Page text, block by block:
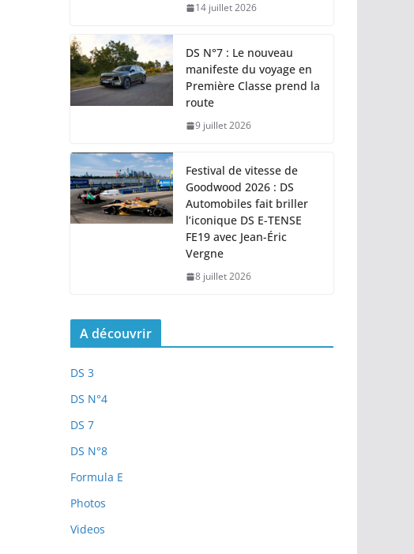
14 juillet 2026
DS N°7 : Le nouveau
manifeste du voyage en
Première Classe prend la
route
9 juillet 2026
Festival de vitesse de
Goodwood 2026 : DS
Automobiles fait briller
l’iconique DS E-TENSE
FE19 avec Jean-Éric
Vergne
8 juillet 2026
A découvrir
DS 3
DS N°4
DS 7
DS N°8
Formula E
Photos
Videos